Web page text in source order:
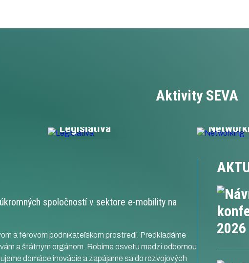
Aktivity SEVA
Legislatíva
podklady.
(AVERE).
spoločností v sektore e-mobility na
a férovom podnikateľskom prostredí. Predkladáme
a štátnym orgánom. Robíme osvetu medzi odbornou
domáce inovácie a zapájame sa do rozvojových